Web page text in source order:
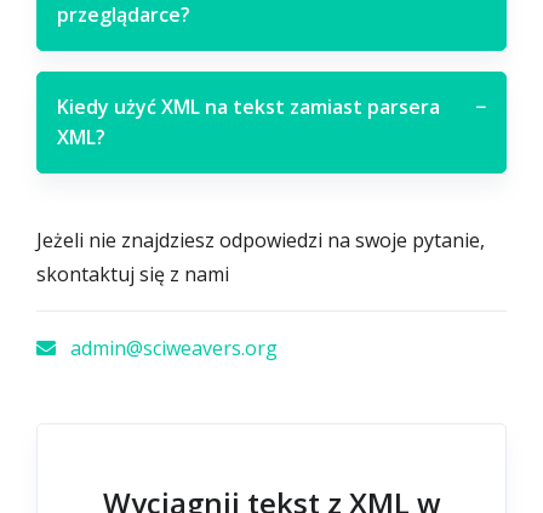
przeglądarce?
Kiedy użyć XML na tekst zamiast parsera
XML?
−
Jeżeli nie znajdziesz odpowiedzi na swoje pytanie,
skontaktuj się z nami
admin@sciweavers.org
Wyciągnij tekst z XML w